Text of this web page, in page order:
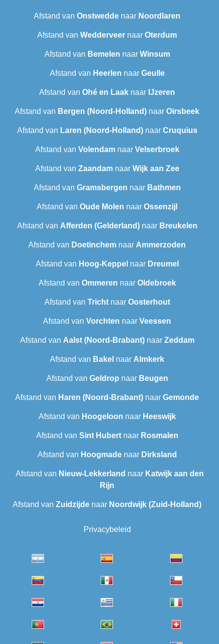
Afstand van Onstwedde naar Noordlaren
Afstand van Wedderveer naar Oterdum
Afstand van Bemelen naar Winsum
Afstand van Heerlen naar Geulle
Afstand van Ohé en Laak naar IJzeren
Afstand van Bergen (Noord-Holland) naar Oirsbeek
Afstand van Laren (Noord-Holland)naar Cruquius
Afstand van Volendamnaar Velserbroek
Afstand van Zaandamnaar Wijk aan Zee
Afstand van Gramsbergen naar Bathmen
Afstand van Oude Molen naar Ossenzijl
Afstand van Afferden (Gelderland)naar Breukelen
Afstand van Doetinchem naar Ammerzoden
Afstand van Hoog-Keppel naar Dreumel
Afstand van Ommeren naar Oldebroek
Afstand van Trichtnaar Oosterhout
Afstand van Vorchten naar Veessen
Afstand van Aalst (Noord-Brabant)naar Zeddam
Afstand van Bakel naar Almkerk
Afstand van Geldrop naar Beugen
Afstand van Haren (Noord-Brabant) naar Gemonde
Afstand van Hoogeloon naar Heeswijk
Afstand van Sint Hubertnaar Rosmalen
Afstand van Hoogmadenaar Dirksland
Afstand van Nieuw-Lekkerland naar Katwijk aan den
Rijn
Afstand van Zuidzijde naar Noordwijk (Zuid-Holland)
Privacybeleid